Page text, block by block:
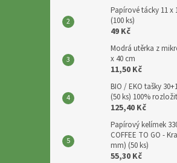
Papírové tácky 11 x
(100 ks)
49 Kč
Modrá utěrka z
x 40 cm
11,50 Kč
BIO / EKO tašky
(50 ks) 100%
125,40 Kč
Papírový kelímek
COFFEE TO GO -
mm) (50 ks)
55,30 Kč